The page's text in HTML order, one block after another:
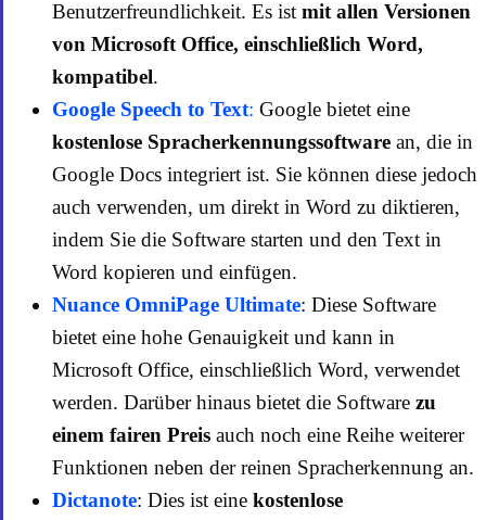
Benutzerfreundlichkeit. Es ist mit allen Versionen
von Microsoft Office, einschließlich Word,
kompatibel.
Google Speech to Text: Google bietet eine
kostenlose Spracherkennungssoftware an, die in
Google Docs integriert ist. Sie können diese jedoch
auch verwenden, um direkt in Word zu diktieren,
indem Sie die Software starten und den Text in
Word kopieren und einfügen.
Nuance OmniPage Ultimate: Diese Software
bietet eine hohe Genauigkeit und kann in
Microsoft Office, einschließlich Word, verwendet
werden. Darüber hinaus bietet die Software zu
einem fairen Preis auch noch eine Reihe weiterer
Funktionen neben der reinen Spracherkennung an.
Dictanote: Dies ist eine kostenlose